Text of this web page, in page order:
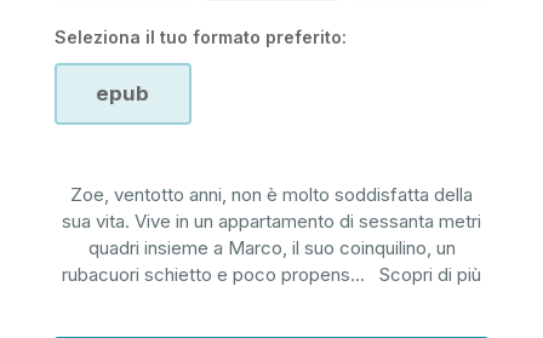
Seleziona il tuo formato preferito:
epub
Zoe, ventotto anni, non è molto soddisfatta della
sua vita. Vive in un appartamento di sessanta metri
quadri insieme a Marco, il suo coinquilino, un
rubacuori schietto e poco propens... Scopri di più